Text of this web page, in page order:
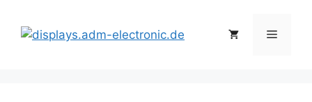
Inhalt
springen
Menü